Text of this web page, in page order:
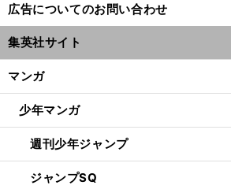
広告についてのお問い合わせ
集英社サイト
マンガ
少年マンガ
週刊少年ジャンプ
ジャンプSQ